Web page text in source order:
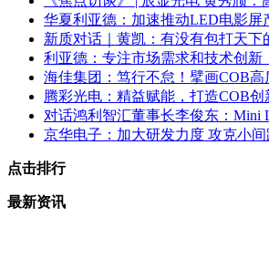
华夏利亚德：加速推动LED电影屏
新质对话｜黄凯：有没有包打天
利亚德：专注市场需求和技术创
海佳集团：笃行不怠！擘画COB
腾彩光电：精益赋能，打造COB创
对话鸿利智汇董事长李俊东：Mini
京华电子：加大研发力度 攻克小
点击排行
最新资讯